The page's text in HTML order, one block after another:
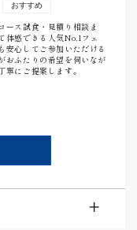
おすすめ
ース試食・見積り相談ま
体感できる人気No.1フェ
安心してご参加いただける
おふたりの希望を伺いなが
寧にご提案します。